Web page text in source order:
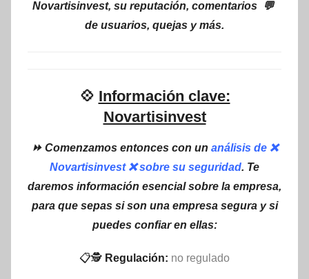
Novartisinvest, su reputación, comentarios 💬
de usuarios, quejas y más.
💠 Información clave:
Novartisinvest
⏩ Comenzamos entonces con un análisis de ❌
Novartisinvest ❌ sobre su seguridad. Te
daremos información esencial sobre la empresa,
para que sepas si son una empresa segura y si
puedes confiar en ellas:
📋🕵 Regulación: no regulado